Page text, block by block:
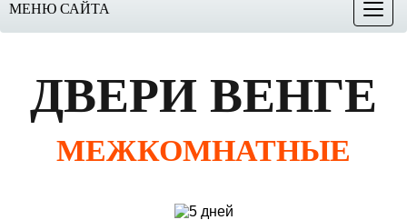
Меню
МЕНЮ САЙТА
ДВЕРИ ВЕНГЕ
МЕЖКОМНАТНЫЕ